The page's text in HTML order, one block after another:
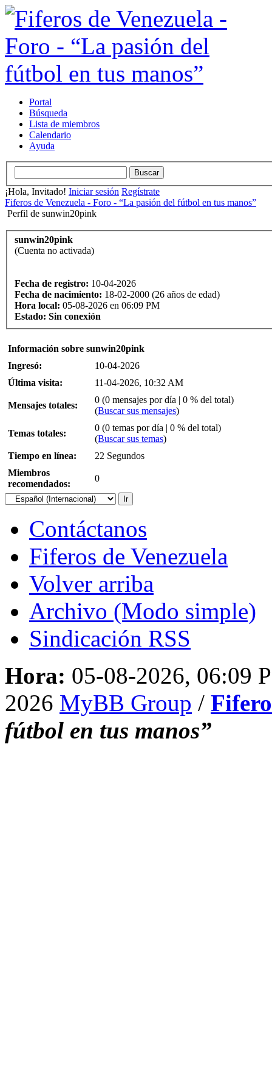
Portal
Búsqueda
Lista de miembros
Calendario
Ayuda
¡Hola, Invitado! Iniciar sesión Regístrate
Fiferos de Venezuela - Foro - “La pasión del fútbol en tus manos”
Perfil de sunwin20pink
sunwin20pink
(Cuenta no activada)
Fecha de registro: 10-04-2026
Fecha de nacimiento: 18-02-2000 (26 años de edad)
Hora local: 05-08-2026 en 06:09 PM
Estado: Sin conexión
Información sobre sunwin20pink
Ingresó:
10-04-2026
Última visita:
11-04-2026, 10:32 AM
Mensajes totales:
0 (0 mensajes por día | 0 % del total)
(Buscar sus mensajes)
Temas totales:
0 (0 temas por día | 0 % del total)
(Buscar sus temas)
Tiempo en línea:
22 Segundos
Miembros
recomendados:
0
Contáctanos
Fiferos de Venezuela
Volver arriba
Archivo (Modo simple)
Sindicación RSS
Hora: 05-08-2026, 06:09
2026 MyBB Group /
fútbol en tus manos”